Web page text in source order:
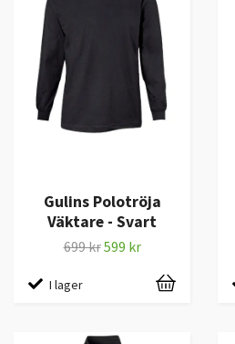
Gulins Polotröja
Väktare - Svart
699 kr599 kr
I lager